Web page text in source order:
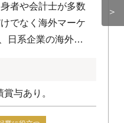
者や会計士が多数
でなく海外マーケ
日系企業の海外進
与あり。
＞